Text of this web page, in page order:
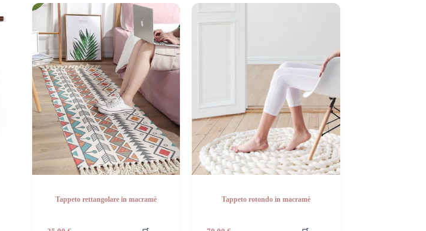
Tappeto rettangolare in macramè Tappeto rotondo in macramè